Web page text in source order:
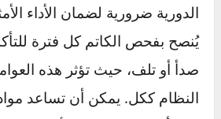
قيادة مريحة. أما إذا كنت من
الرياضية وتفضل أداءً عالياً وصوتاً
الصوت عالي الأداء يعد خيارًا
النوع من قوة المحرك ويقدم صوتاً